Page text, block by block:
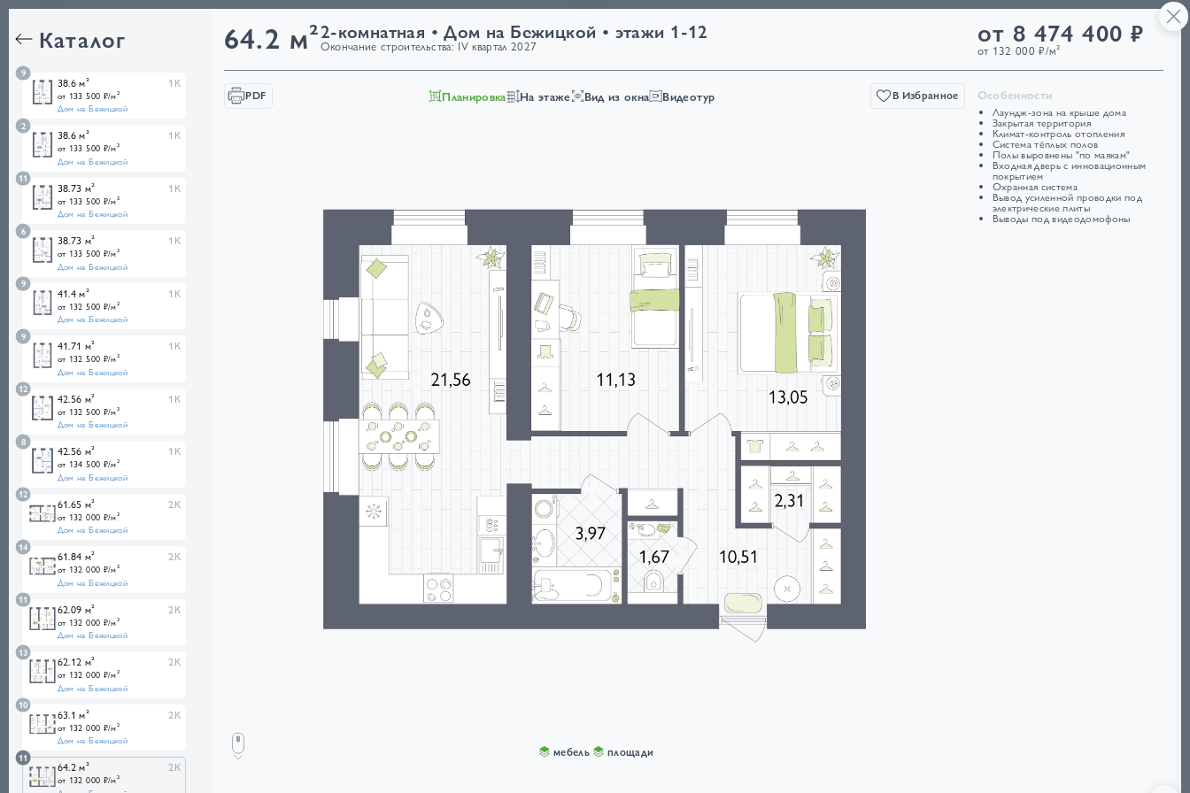
Квартиры Объекты Ипотека от 6% Фотогалерея 4832 50·50·21
Каталог
9
38.6 м²
от 133 500 ₽/м²
Дом на Бежицкой
1К
2
38.6 м²
от 133 500 ₽/м²
Дом на Бежицкой
1К
11
38.73 м²
от 133 500 ₽/м²
Дом на Бежицкой
1К
6
38.73 м²
от 133 500 ₽/м²
Дом на Бежицкой
1К
9
41.4 м²
от 132 500 ₽/м²
Дом на Бежицкой
1К
9
41.71 м²
от 132 500 ₽/м²
Дом на Бежицкой
1К
12
42.56 м²
от 132 500 ₽/м²
Дом на Бежицкой
1К
8
42.56 м²
от 134 500 ₽/м²
Дом на Бежицкой
1К
12
61.65 м²
от 132 000 ₽/м²
Дом на Бежицкой
2К
14
61.84 м²
от 132 000 ₽/м²
Дом на Бежицкой
2К
11
62.09 м²
от 132 000 ₽/м²
Дом на Бежицкой
2К
13
62.12 м²
от 132 000 ₽/м²
Дом на Бежицкой
2К
10
63.1 м²
от 132 000 ₽/м²
Дом на Бежицкой
2К
11
64.2 м²
от 132 000 ₽/м²
2К
64.2 м²2-комнатная • Дом на Бежицкой • этажи 1-12
Окончание строительства: IV квартал 2027 от 8 474 400 ₽
от 132 000 ₽/м²
PDF Планировка На этаже Вид из окна Видеотур В Избранное
мебель площади
Особенности
Лаундж-зона на крыше дома
Закрытая территория
Климат-контроль отопления
Система тёплых полов
Полы выровнены "по маякам"
Входная дверь с инновационным
покрытием
Охранная система
Вывод усиленной проводки под
электрические плиты
Выводы под видеодомофоны